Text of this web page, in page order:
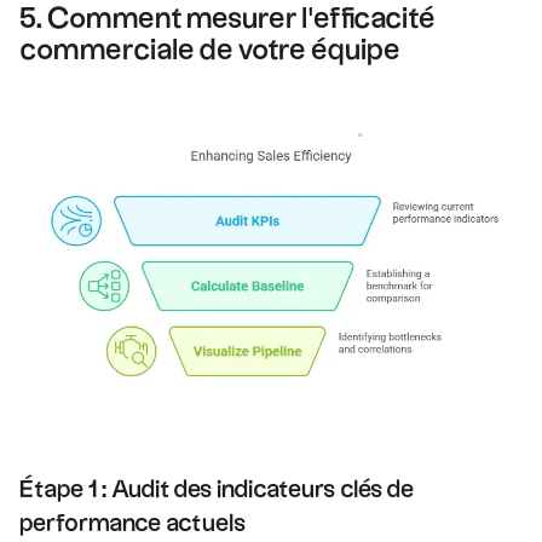
5. Comment mesurer l'efficacité
commerciale de votre équipe
Étape 1 : Audit des indicateurs clés de
performance actuels